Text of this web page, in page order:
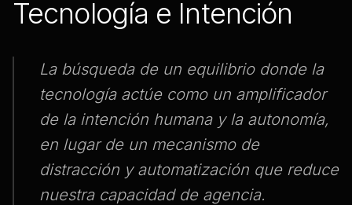
Tecnología e Intención
La búsqueda de un equilibrio donde la
tecnología actúe como un amplificador
de la intención humana y la autonomía,
en lugar de un mecanismo de
distracción y automatización que reduce
nuestra capacidad de agencia.